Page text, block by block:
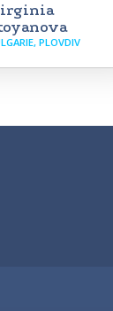
PLOVDIV